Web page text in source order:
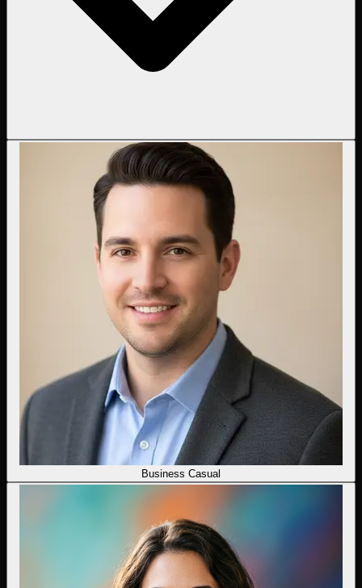
Business Casual